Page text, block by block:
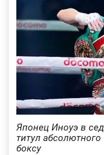
Японец Иноуэ в
титул
боксу